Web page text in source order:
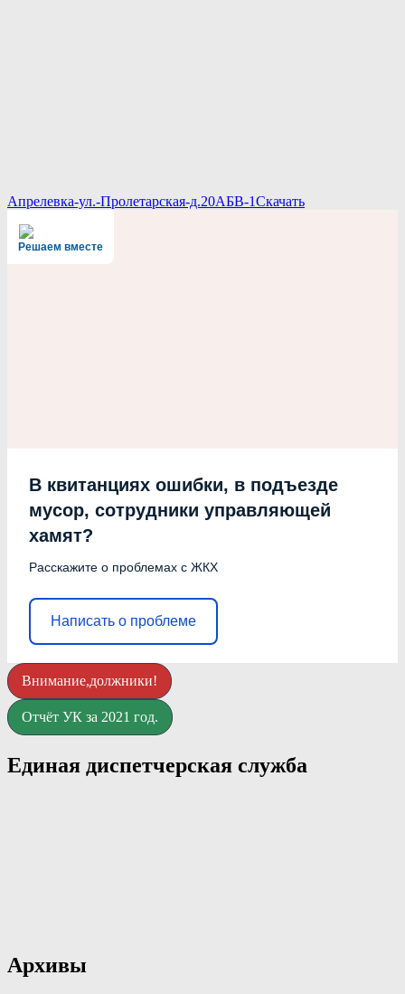
Апрелевка-ул.-Пролетарская-д.20АБВ-1Скачать
Решаем вместе
В квитанциях ошибки, в подъезде
мусор, сотрудники управляющей
хамят?
Расскажите о проблемах с ЖКХ
Написать о проблеме
Внимание,должники!
Отчёт УК за 2021 год.
Единая диспетчерская служба
Архивы